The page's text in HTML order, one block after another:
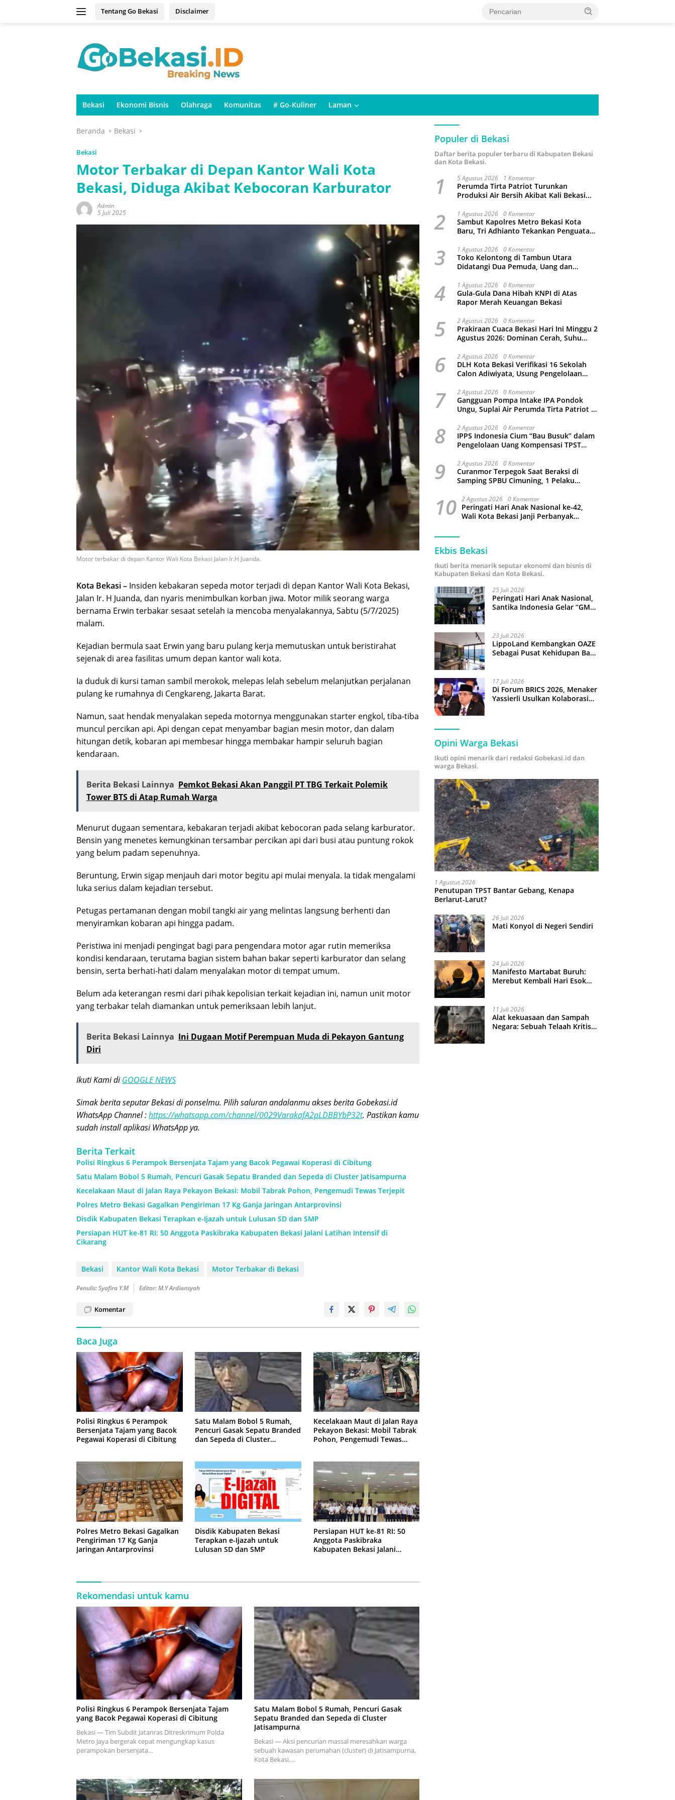
Tentang Go Bekasi Disclaimer
Bekasi Ekonomi Bisnis Olahraga Komunitas # Go-Kuliner Laman
Beranda Bekasi
Bekasi
Motor Terbakar di Depan Kantor Wali Kota
Bekasi, Diduga Akibat Kebocoran Karburator
Admin
5 Juli 2025
Motor terbakar di depan Kantor Wali Kota Bekasi Jalan Ir.H Juanda.
Kota Bekasi – Insiden kebakaran sepeda motor terjadi di depan Kantor Wali Kota Bekasi,
Jalan Ir. H Juanda, dan nyaris menimbulkan korban jiwa. Motor milik seorang warga
bernama Erwin terbakar sesaat setelah ia mencoba menyalakannya, Sabtu (5/7/2025)
malam.
Kejadian bermula saat Erwin yang baru pulang kerja memutuskan untuk beristirahat
sejenak di area fasilitas umum depan kantor wali kota.
Ia duduk di kursi taman sambil merokok, melepas lelah sebelum melanjutkan perjalanan
pulang ke rumahnya di Cengkareng, Jakarta Barat.
Namun, saat hendak menyalakan sepeda motornya menggunakan starter engkol, tiba-tiba
muncul percikan api. Api dengan cepat menyambar bagian mesin motor, dan dalam
hitungan detik, kobaran api membesar hingga membakar hampir seluruh bagian
kendaraan.
Berita Bekasi Lainnya Pemkot Bekasi Akan Panggil PT TBG Terkait Polemik
Tower BTS di Atap Rumah Warga
Menurut dugaan sementara, kebakaran terjadi akibat kebocoran pada selang karburator.
Bensin yang menetes kemungkinan tersambar percikan api dari busi atau puntung rokok
yang belum padam sepenuhnya.
Beruntung, Erwin sigap menjauh dari motor begitu api mulai menyala. Ia tidak mengalami
luka serius dalam kejadian tersebut.
Petugas pertamanan dengan mobil tangki air yang melintas langsung berhenti dan
menyiramkan kobaran api hingga padam.
Peristiwa ini menjadi pengingat bagi para pengendara motor agar rutin memeriksa
kondisi kendaraan, terutama bagian sistem bahan bakar seperti karburator dan selang
bensin, serta berhati-hati dalam menyalakan motor di tempat umum.
Belum ada keterangan resmi dari pihak kepolisian terkait kejadian ini, namun unit motor
yang terbakar telah diamankan untuk pemeriksaan lebih lanjut.
Berita Bekasi Lainnya Ini Dugaan Motif Perempuan Muda di Pekayon Gantung
Diri
Ikuti Kami diGOOGLE NEWS
Simak berita seputar Bekasi di ponselmu. Pilih saluran andalanmu akses berita Gobekasi.id
WhatsApp Channel :https://whatsapp.com/channel/0029VarakafA2pLDBBYbP32t. Pastikan kamu
sudah install aplikasi WhatsApp ya.
Berita Terkait
Polisi Ringkus 6 Perampok Bersenjata Tajam yang Bacok Pegawai Koperasi di Cibitung
Satu Malam Bobol 5 Rumah, Pencuri Gasak Sepatu Branded dan Sepeda di Cluster Jatisampurna
Kecelakaan Maut di Jalan Raya Pekayon Bekasi: Mobil Tabrak Pohon, Pengemudi Tewas Terjepit
Polres Metro Bekasi Gagalkan Pengiriman 17 Kg Ganja Jaringan Antarprovinsi
Disdik Kabupaten Bekasi Terapkan e-Ijazah untuk Lulusan SD dan SMP
Persiapan HUT ke-81 RI: 50 Anggota Paskibraka Kabupaten Bekasi Jalani Latihan Intensif di
Cikarang
Bekasi Kantor Wali Kota Bekasi Motor Terbakar di Bekasi
Penulis: Syafira Y.M Editor: M.Y Ardiansyah
Komentar
Baca Juga
Polisi Ringkus 6 Perampok
Bersenjata Tajam yang Bacok
Pegawai Koperasi di Cibitung
Satu Malam Bobol 5 Rumah,
Pencuri Gasak Sepatu Branded
dan Sepeda di Cluster
Kecelakaan Maut di Jalan Raya
Pekayon Bekasi: Mobil Tabrak
Pohon, Pengemudi Tewas
Polres Metro Bekasi Gagalkan
Pengiriman 17 Kg Ganja
Jaringan Antarprovinsi
Disdik Kabupaten Bekasi
Terapkan e-Ijazah untuk
Lulusan SD dan SMP
Persiapan HUT ke-81 RI: 50
Anggota Paskibraka
Kabupaten Bekasi Jalani
Rekomendasi untuk kamu
Polisi Ringkus 6 Perampok Bersenjata Tajam
yang Bacok Pegawai Koperasi di Cibitung
Bekasi — Tim Subdit Jatanras Ditreskrimum Polda
Metro Jaya bergerak cepat mengungkap kasus
perampokan bersenjata…
Satu Malam Bobol 5 Rumah, Pencuri Gasak
Sepatu Branded dan Sepeda di Cluster
Jatisampurna
Bekasi — Aksi pencurian massal meresahkan warga
sebuah kawasan perumahan (cluster) di Jatisampurna,
Kota Bekasi….
Populer di Bekasi
Daftar berita populer terbaru di Kabupaten Bekasi
dan Kota Bekasi.
1 5 Agustus 2026 1 Komentar
Perumda Tirta Patriot Turunkan
Produksi Air Bersih Akibat Kali Bekasi
2 1 Agustus 2026 0 Komentar
Sambut Kapolres Metro Bekasi Kota
Baru, Tri Adhianto Tekankan Penguatan
3 1 Agustus 2026 0 Komentar
Toko Kelontong di Tambun Utara
Didatangi Dua Pemuda, Uang dan
4 1 Agustus 2026 0 Komentar
Gula-Gula Dana Hibah KNPI di Atas
Rapor Merah Keuangan Bekasi
5 2 Agustus 2026 0 Komentar
Prakiraan Cuaca Bekasi Hari Ini Minggu 2
Agustus 2026: Dominan Cerah, Suhu
6 2 Agustus 2026 0 Komentar
DLH Kota Bekasi Verifikasi 16 Sekolah
Calon Adiwiyata, Usung Pengelolaan
7 2 Agustus 2026 0 Komentar
Gangguan Pompa Intake IPA Pondok
Ungu, Suplai Air Perumda Tirta Patriot di
8 2 Agustus 2026 0 Komentar
IPPS Indonesia Cium “Bau Busuk” dalam
Pengelolaan Uang Kompensasi TPST
9 2 Agustus 2026 0 Komentar
Curanmor Terpegok Saat Beraksi di
Samping SPBU Cimuning, 1 Pelaku
10 2 Agustus 2026 0 Komentar
Peringati Hari Anak Nasional ke-42,
Wali Kota Bekasi Janji Perbanyak
Ekbis Bekasi
Ikuti berita menarik seputar ekonomi dan bisnis di
Kabupaten Bekasi dan Kota Bekasi.
25 Juli 2026
Peringati Hari Anak Nasional,
Santika Indonesia Gelar “GM
23 Juli 2026
LippoLand Kembangkan OAZE
Sebagai Pusat Kehidupan Baru
17 Juli 2026
Di Forum BRICS 2026, Menaker
Yassierli Usulkan Kolaborasi
Opini Warga Bekasi
Ikuti opini menarik dari redaksi Gobekasi.id dan
warga Bekasi.
1 Agustus 2026
Penutupan TPST Bantar Gebang, Kenapa
Berlarut-Larut?
26 Juli 2026
Mati Konyol di Negeri Sendiri
24 Juli 2026
Manifesto Martabat Buruh:
Merebut Kembali Hari Esok
11 Juli 2026
Alat kekuasaan dan Sampah
Negara: Sebuah Telaah Kritis